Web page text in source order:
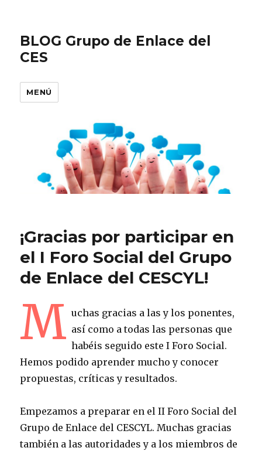
BLOG Grupo de Enlace del
CES
MENÚ
¡Gracias por participar en
el I Foro Social del Grupo
de Enlace del CESCYL!
M uchas gracias a las y los ponentes,
así como a todas las personas que
habéis seguido este I Foro Social.
Hemos podido aprender mucho y conocer
propuestas, críticas y resultados.
Empezamos a preparar en el II Foro Social del
Grupo de Enlace del CESCYL. Muchas gracias
también a las autoridades y a los miembros de